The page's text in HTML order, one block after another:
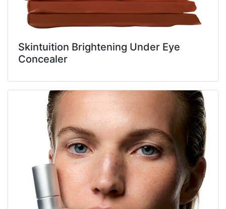
Skintuition Brightening Under Eye
Concealer